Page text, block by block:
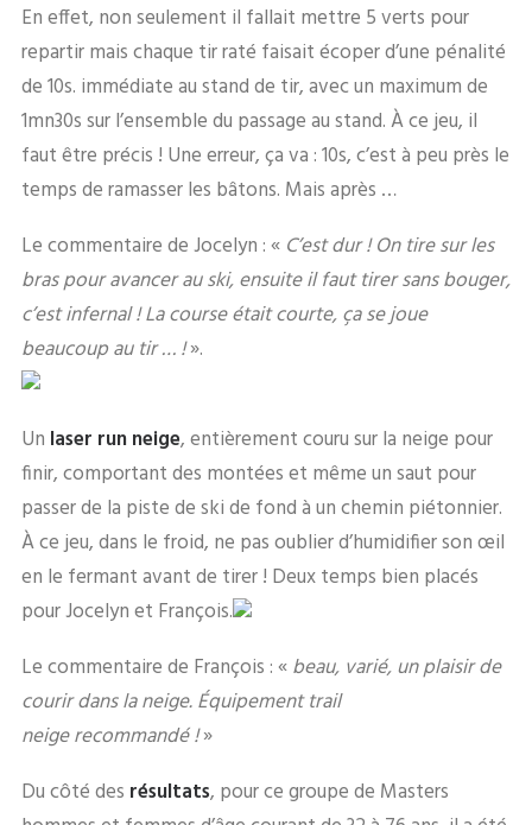
En effet, non seulement il fallait mettre 5 verts pour
repartir mais chaque tir raté faisait écoper d’une pénalité
de 10s. immédiate au stand de tir, avec un maximum de
1mn30s sur l’ensemble du passage au stand. À ce jeu, il
faut être précis ! Une erreur, ça va : 10s, c’est à peu près le
temps de ramasser les bâtons. Mais après …
Le commentaire de Jocelyn : « C’est dur ! On tire sur les
bras pour avancer au ski, ensuite il faut tirer sans bouger,
c’est infernal ! La course était courte, ça se joue
beaucoup au tir … !».
Un laser run neige, entièrement couru sur la neige pour
finir, comportant des montées et même un saut pour
passer de la piste de ski de fond à un chemin piétonnier.
À ce jeu, dans le froid, ne pas oublier d’humidifier son œil
en le fermant avant de tirer ! Deux temps bien placés
pour Jocelyn et François.
Le commentaire de François : «beau, varié, un plaisir de
courir dans la neige. Équipement trail
neige recommandé !»
Du côté des résultats, pour ce groupe de Masters